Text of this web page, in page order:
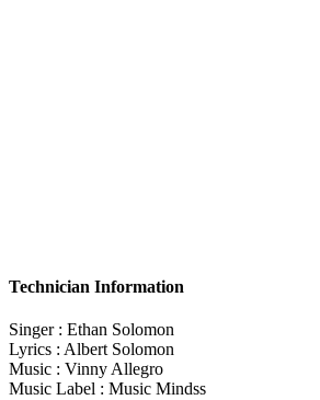
Technician Information
Singer : Ethan Solomon
Lyrics : Albert Solomon
Music : Vinny Allegro
Music Label : Music Mindss